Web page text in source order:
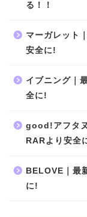
る！！
マーガレット
安全に!
イブニング｜
全に!
good!アフタ
RARより安全
BELOVE｜最
に!